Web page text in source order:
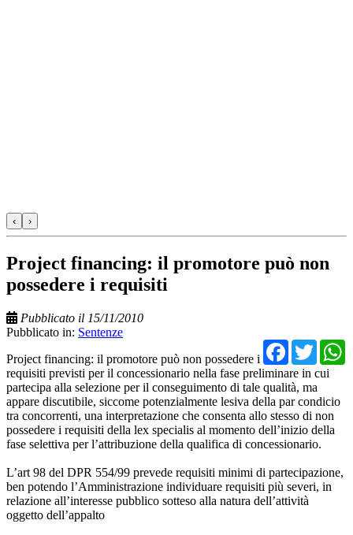
‹ ›
Project financing: il promotore può non
possedere i requisiti
Pubblicato il 15/11/2010
Pubblicato in: Sentenze
Project financing: il promotore può non possedere i
requisiti previsti per il concessionario nella fase preliminare in cui
partecipa alla selezione per il conseguimento di tale qualità, ma
appare discutibile, siccome potenzialmente lesiva della par condicio
tra concorrenti, una interpretazione che consenta allo stesso di non
possedere i requisiti della lex specialis al momento dell’inizio della
fase selettiva per l’attribuzione della qualifica di concessionario.
L’art 98 del DPR 554/99 prevede requisiti minimi di partecipazione,
ben potendo l’Amministrazione individuare requisiti più severi, in
relazione all’interesse pubblico sotteso alla natura dell’attività
oggetto dell’appalto